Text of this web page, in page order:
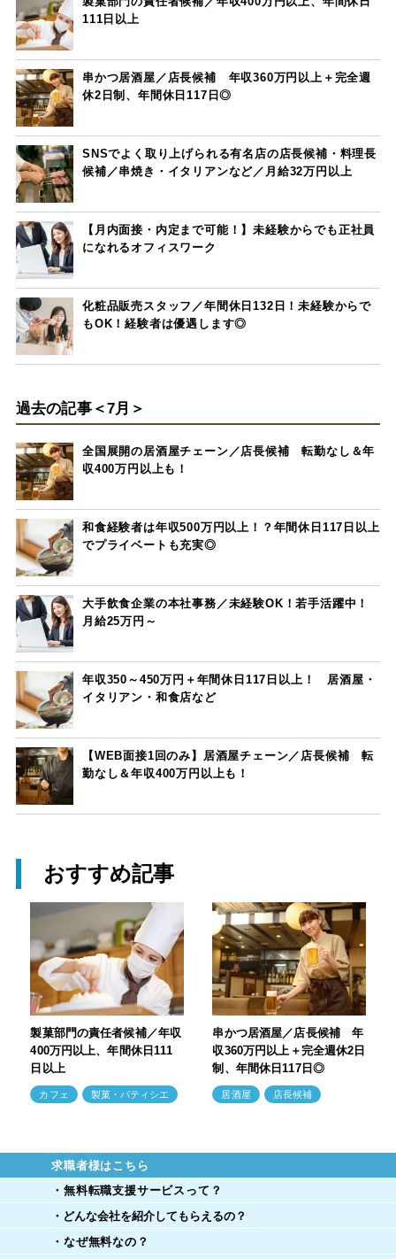
111日以上
串かつ居酒屋／店長候補 年収360万円以上＋完全週
休2日制、年間休日117日◎
SNSでよく取り上げられる有名店の店長候補・料理長
候補／串焼き・イタリアンなど／月給32万円以上
【月内面接・内定まで可能！】未経験からでも正社員
になれるオフィスワーク
化粧品販売スタッフ／年間休日132日！未経験からで
もOK！経験者は優遇します◎
過去の記事＜7月＞
全国展開の居酒屋チェーン／店長候補 転勤なし＆年
収400万円以上も！
和食経験者は年収500万円以上！？年間休日117日以上
でプライベートも充実◎
大手飲食企業の本社事務／未経験OK！若手活躍中！
月給25万円～
年収350～450万円＋年間休日117日以上！ 居酒屋・
イタリアン・和食店など
【WEB面接1回のみ】居酒屋チェーン／店長候補 転
勤なし＆年収400万円以上も！
おすすめ記事
製菓部門の責任者候補／年収
400万円以上、年間休日111
日以上
カフェ 製菓・パティシエ
串かつ居酒屋／店長候補 年
収360万円以上＋完全週休2日
制、年間休日117日◎
居酒屋 店長候補
求職者様はこちら
・無料転職支援サービスって？
・どんな会社を紹介してもらえるの？
・なぜ無料なの？